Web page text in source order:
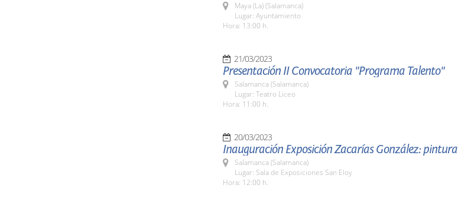
Maya (La) (Salamanca)
Lugar: Ayuntamiento
Hora: 13:00 h.
21/03/2023
Presentación II Convocatoria "Programa Talento"
Salamanca (Salamanca)
Lugar: Teatro Liceo
Hora: 11:00 h.
20/03/2023
Inauguración Exposición Zacarías González: pintura
Salamanca (Salamanca)
Lugar: Sala de Exposiciones San Eloy
Hora: 12:00 h.